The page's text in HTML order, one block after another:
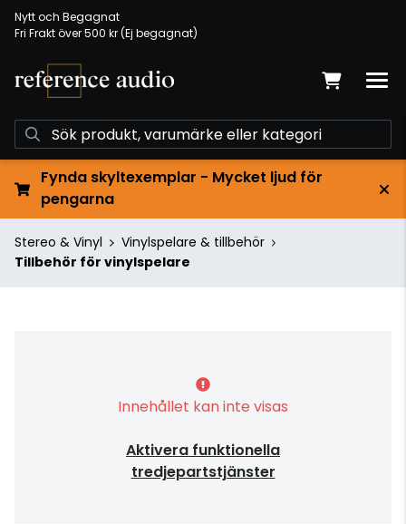
Nytt och Begagnat
Fri Frakt över 500 kr (Ej begagnat)
Fynda skyltexemplar - Mycket ljud för
pengarna
Stereo & Vinyl
Vinylspelare & tillbehör
Tillbehör för vinylspelare
Innehållet kan inte visas
Aktivera funktionella
tredjepartstjänster